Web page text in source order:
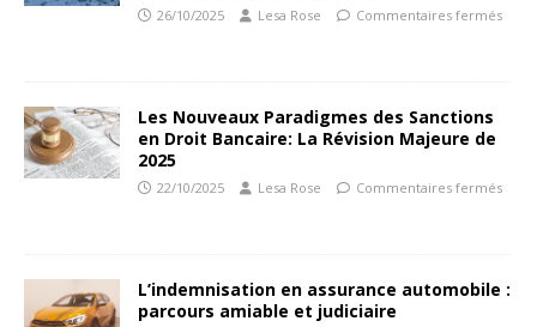
26/10/2025 Lesa Rose Commentaires fermés
Les Nouveaux Paradigmes des Sanctions
en Droit Bancaire: La Révision Majeure de
2025
22/10/2025 Lesa Rose Commentaires fermés
L’indemnisation en assurance automobile :
parcours amiable et judiciaire